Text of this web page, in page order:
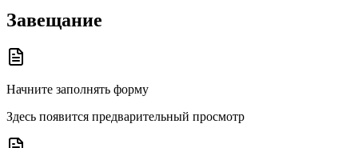
Завещание
Начните заполнять форму
Здесь появится предварительный просмотр